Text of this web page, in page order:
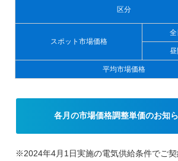
区分
スポット市場価格
全
昼
平均市場価格
各月の市場価格調整単価のお知
※2024年4月1日実施の電気供給条件でご